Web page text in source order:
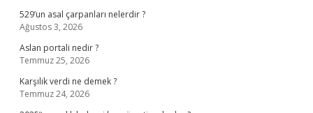
529’un asal çarpanları nelerdir ?
Ağustos 3, 2026
Aslan portali nedir ?
Temmuz 25, 2026
Karşılık verdi ne demek ?
Temmuz 24, 2026